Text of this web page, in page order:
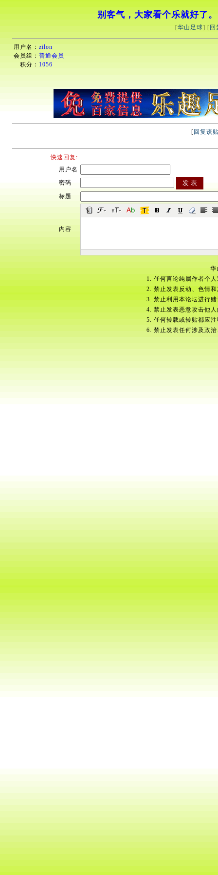
别客气，大家看个乐就好了
[华山足球] [ 回
用户名： zilon
会员组： 普通会员
积分： 1056
[ 回复该
快速回复:
用户名
密码
标题
内容
华
1. 任何言论纯属作者个
2. 禁止发表反动、色情
3. 禁止利用本论坛进行
4. 禁止发表恶意攻击他
5. 任何转载或转贴都应
6. 禁止发表任何涉及政